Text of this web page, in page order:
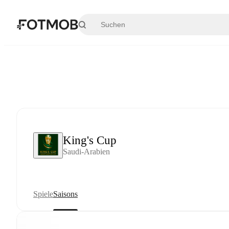
King's Cup
Saudi-Arabien
SpieleSaisons